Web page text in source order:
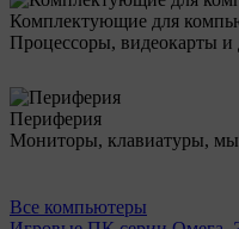
Комплектующие для
Процессоры, видеокарты и
Периферия
Мониторы, клавиатуры,
Все компьютеры